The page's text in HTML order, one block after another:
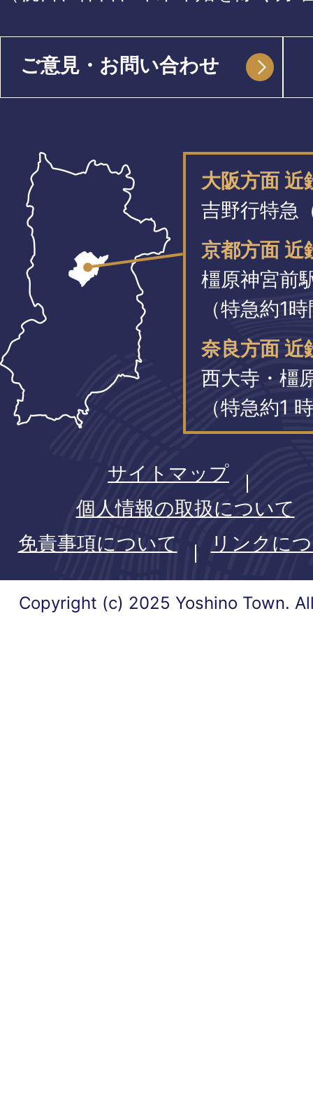
ご意見・お問い合わせ
大阪方面
吉野行特急
京都方面 近
橿原神宮前
（特急約1
奈良方面 近
西大寺・橿
（特急約1
サイトマップ
個人情報の取扱について
免責事項について
リンクに
Copyright (c) 2025 Yoshino Town.